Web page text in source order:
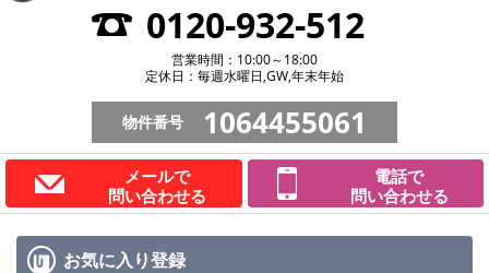
0120-932-512
営業時間：10:00～18:00
定休日：毎週水曜日,GW,年末年始
物件番号 1064455061
メールで
問い合わせる
電話で
問い合わせる
お気に入り登録